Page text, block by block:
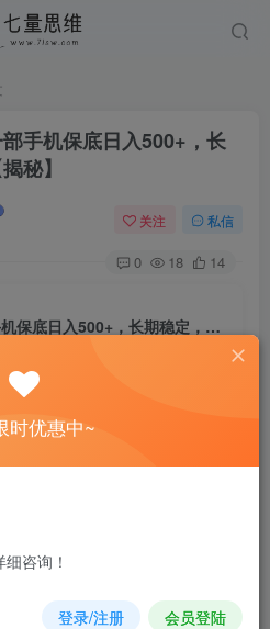
手机保底日入500+，长
秘】
关注 私信
0 18 14
居家副业最佳选择，一部手机保底日入500+，长期稳定，变现速度快【揭秘】
8.8
！建议登陆后购买，可保存购买订单
时优惠中~
咨询！
登录/注册 会员登陆